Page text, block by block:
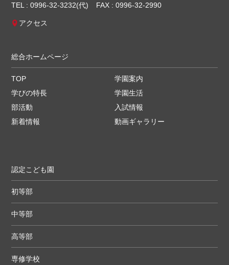
TEL : 0996-32-3232(代)
FAX : 0996-32-2990
アクセス
総合ホームページ
TOP
学園案内
学びの特長
学園生活
部活動
入試情報
新着情報
動画ギャラリー
認定こども園
初等部
中等部
高等部
専修学校